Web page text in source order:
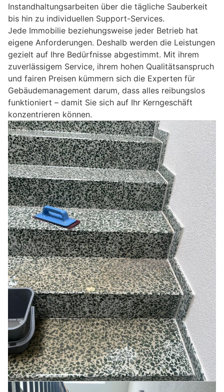
Instandhaltungsarbeiten über die tägliche Sauberkeit
bis hin zu individuellen Support-Services.
Jede Immobilie beziehungsweise jeder Betrieb hat
eigene Anforderungen. Deshalb werden die Leistungen
gezielt auf Ihre Bedürfnisse abgestimmt. Mit ihrem
zuverlässigem Service, ihrem hohen Qualitätsanspruch
und fairen Preisen kümmern sich die Experten für
Gebäudemanagement darum, dass alles reibungslos
funktioniert – damit Sie sich auf Ihr Kerngeschäft
konzentrieren können.